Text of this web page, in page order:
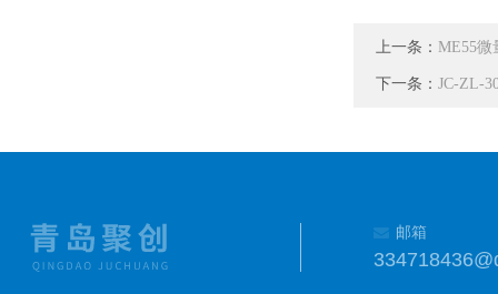
上一条： ME55微
下一条： JC-ZL-
邮箱